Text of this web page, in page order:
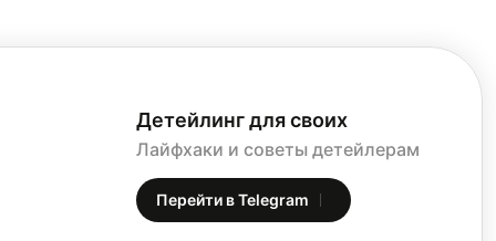
Детейлинг для своих
Лайфхаки и советы детейлерам
Перейти в Telegram